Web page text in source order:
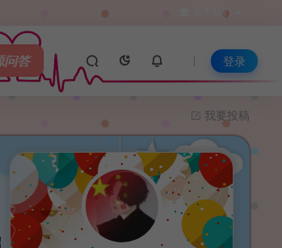
关于我们
问答 登录
我要投稿